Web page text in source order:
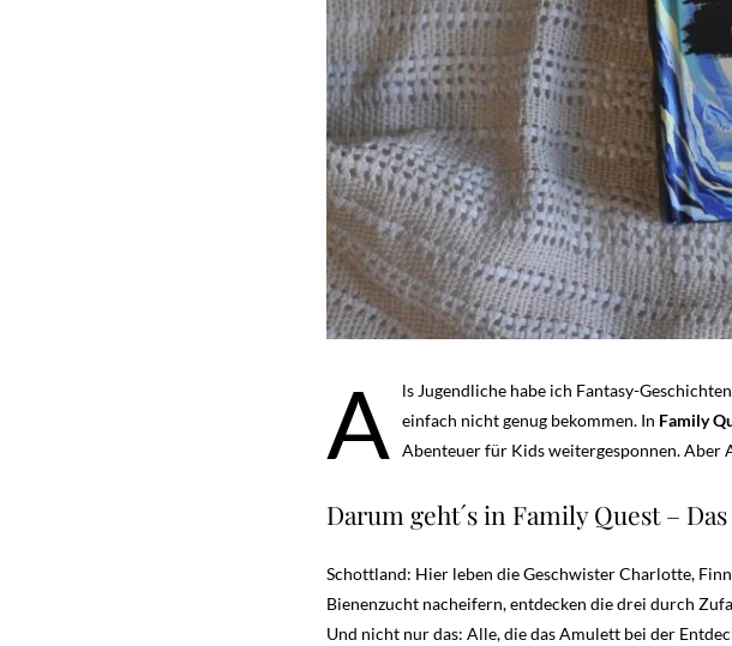
A
ls Jugendliche habe ich Fantasy-
einfach nicht genug bekommen. In Family
Abenteuer für Kids weitergesponnen. Aber
Darum geht´s in Family Quest –
Schottland: Hier leben die Geschwister Charlotte,
Bienenzucht nacheifern, entdecken die drei durch
Und nicht nur das: Alle, die das Amulett bei der